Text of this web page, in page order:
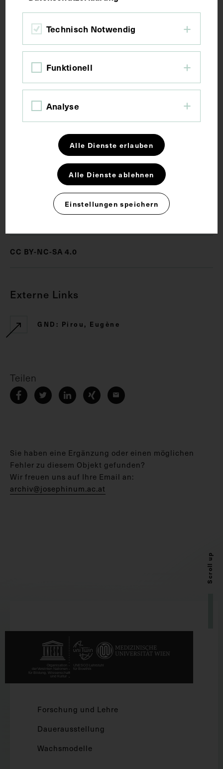
Bildmaß 9,2 x 5,8 cm
Bildmaß inkl. Untergrund 14,3 x 8,1 cm
Kurzbeschreibung
Die Fotografie wurde von Eugene Pirou, Paris,
angefertigt.
Schlagwörter
Hals-Nasen-Ohren-Arzt
CC BY-NC-SA 4.0
Externe Links
GND: Pirou, Eugène
Teilen
Sie haben eine Ergänzung oder einen möglichen
Fehler zu diesem Objekt gefunden?
Wir freuen uns auf Ihre Email an:
archiv@josephinum.ac.at
Scroll up
Forschung und Lehre
Dauerausstellung
Wachsmodelle
Technisch Notwendig
Funktionell
Analyse
Alle Dienste erlauben
Alle Dienste ablehnen
Einstellungen speichern